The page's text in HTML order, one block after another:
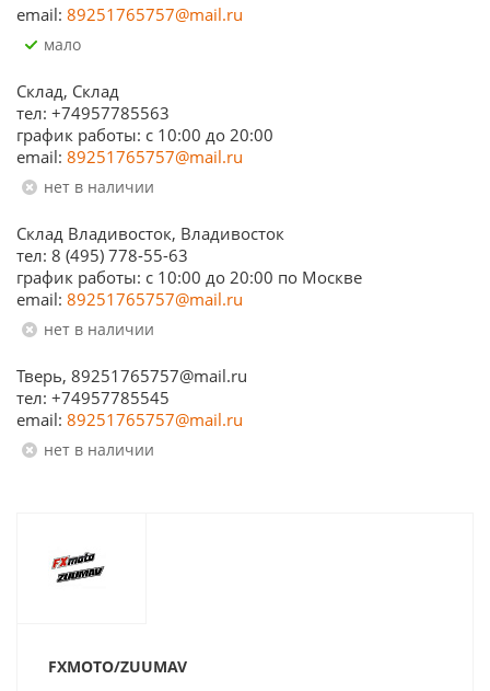
email: 89251765757@mail.ru
Мало
Склад, Склад
тел: +74957785563
график работы: c 10:00 до 20:00
email: 89251765757@mail.ru
Нет в наличии
Склад Владивосток, Владивосток
тел: 8 (495) 778-55-63
график работы: с 10:00 до 20:00 по Москве
email: 89251765757@mail.ru
Нет в наличии
Тверь, 89251765757@mail.ru
тел: +74957785545
email: 89251765757@mail.ru
Нет в наличии
FXMOTO/ZUUMAV